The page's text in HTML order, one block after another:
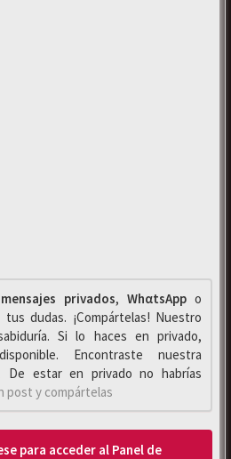
mensajes privados, WhαtsAppo
tus dudas. ¡Compártelas! Nuestro
Si lo haces en privado,
Encontraste nuestra
De estar en privado no habrías
post y compártelas
para acceder al Panel de